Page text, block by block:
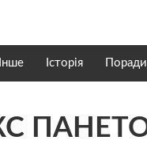
Інше Історія Поради